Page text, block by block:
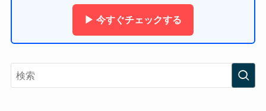
▶ 今すぐチェックする